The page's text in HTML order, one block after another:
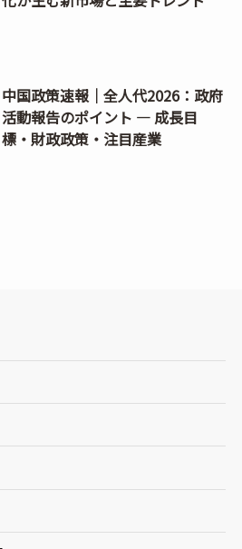
中国政策速報｜全人代2026：政府
活動報告のポイント ― 成長目
標・財政政策・注目産業